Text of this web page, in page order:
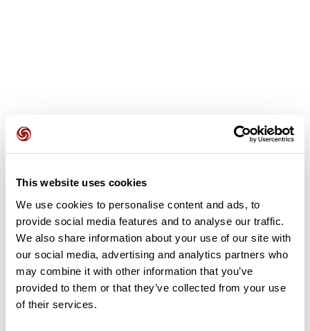
This website uses cookies
We use cookies to personalise content and ads, to
provide social media features and to analyse our traffic.
We also share information about your use of our site with
our social media, advertising and analytics partners who
may combine it with other information that you’ve
provided to them or that they’ve collected from your use
of their services.
Avis des utilisateurs
Soyez le premier à ajouter un avis !
Ajouter un avis
Résumé